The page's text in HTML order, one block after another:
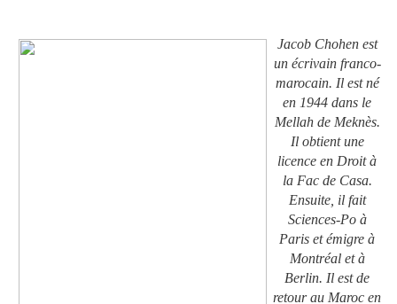
Jacob Chohen est
un écrivain franco-
marocain. Il est né
en 1944 dans le
Mellah de Meknès.
Il obtient une
licence en Droit à
la Fac de Casa.
Ensuite, il fait
Sciences-Po à
Paris et émigre à
Montréal et à
Berlin. Il est de
retour au Maroc en